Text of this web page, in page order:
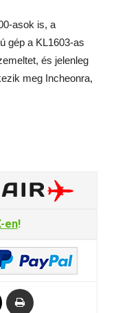
asok is, a
gép a KL1603-as
és jelenleg
meg Incheonra,
en!